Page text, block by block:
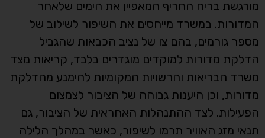
מורגשת בריח החריף המאפיין את הימים שלאחר
המדורות. במשרד מייחסים את השיפור לשילוב של
מספר גורמים, בהם צו של נציב הכבאות שהגביל
הדלקת מדורות למוקדים מוגדרים בלבד, קריאות מצד
משרד הבריאות והרשויות המקומיות להימנע מהדלקת
מדורות, וכן היענות גבוהה של הציבור לצמצום
הפעילות. לצד ההתנהלות האחראית של הציבור, גם
תנאי מזג האוויר תרמו לשיפור, כאשר במהלך הלילה